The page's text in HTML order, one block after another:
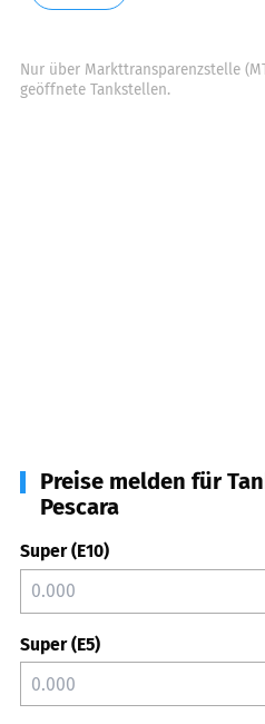
Nur über Markttransparenzstelle
geöffnete Tankstellen.
Preise melden für
Pescara
Super (E10)
Super (E5)